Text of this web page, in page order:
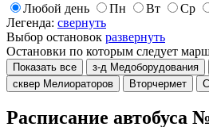
Любой день
Пн Вт Ср
Легенда: свернуть
Выбор остановок развернуть
Остановки по которым следует
Показать все
з-д Медоборудования
сквер Мелиораторов
Вторчермет
Расписание автобуса